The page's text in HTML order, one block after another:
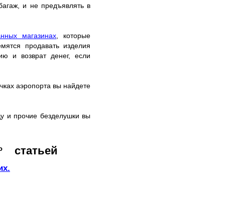
и не предъявлять в
магазинах , которые
продавать изделия
и возврат денег, если
аэропорта вы найдете
и прочие безделушки вы